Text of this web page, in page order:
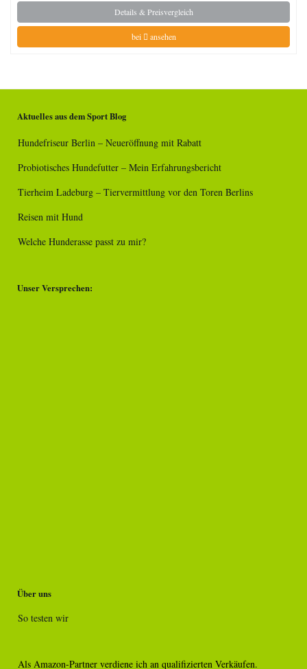
Details & Preisvergleich
bei ansehen
Aktuelles aus dem Sport Blog
Hundefriseur Berlin – Neueröffnung mit Rabatt
Probiotisches Hundefutter – Mein Erfahrungsbericht
Tierheim Ladeburg – Tiervermittlung vor den Toren Berlins
Reisen mit Hund
Welche Hunderasse passt zu mir?
Unser Versprechen:
Über uns
So testen wir
Als Amazon-Partner verdiene ich an qualifizierten Verkäufen.